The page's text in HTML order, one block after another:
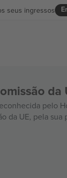
seus ingressos
da
pelo
da UE, pela sua